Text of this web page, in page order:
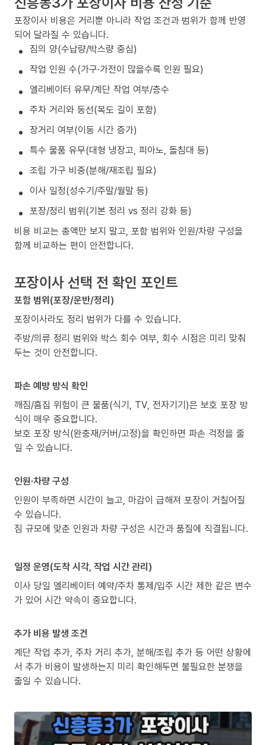
포장이사 비용은 거리뿐 아니라 작업 조건과 범위가 함께 반영
되어 달라질 수 있습니다.
짐의 양(수납량/박스량 중심)
작업 인원 수(가구·가전이 많을수록 인원 필요)
엘리베이터 유무/계단 작업 여부/층수
주차 거리와 동선(복도 길이 포함)
장거리 여부(이동 시간 증가)
특수 물품 유무(대형 냉장고, 피아노, 돌침대 등)
조립 가구 비중(분해/재조립 필요)
이사 일정(성수기/주말/월말 등)
포장/정리 범위(기본 정리 vs 정리 강화 등)
비용 비교는 총액만 보지 말고, 포함 범위와 인원/차량 구성을
함께 비교하는 편이 안전합니다.
포장이사 선택 전 확인 포인트
포함 범위(포장/운반/정리)
포장이사라도 정리 범위가 다를 수 있습니다.
주방/의류 정리 범위와 박스 회수 여부, 회수 시점은 미리 맞춰
두는 것이 안전합니다.
파손 예방 방식 확인
깨짐/흠집 위험이 큰 물품(식기, TV, 전자기기)은 보호 포장 방
식이 매우 중요합니다.
보호 포장 방식(완충재/커버/고정)을 확인하면 파손 걱정을 줄
일 수 있습니다.
인원·차량 구성
인원이 부족하면 시간이 늘고, 마감이 급해져 포장이 거칠어질
수 있습니다.
짐 규모에 맞춘 인원과 차량 구성은 시간과 품질에 직결됩니다.
일정 운영(도착 시각, 작업 시간 관리)
이사 당일 엘리베이터 예약/주차 통제/입주 시간 제한 같은 변수
가 있어 시간 약속이 중요합니다.
추가 비용 발생 조건
계단 작업 추가, 주차 거리 추가, 분해/조립 추가 등 어떤 상황에
서 추가 비용이 발생하는지 미리 확인해두면 불필요한 분쟁을
줄일 수 있습니다.